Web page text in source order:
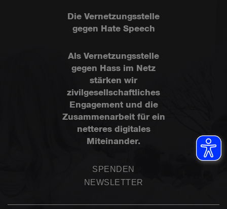
Die Vernetzungsstelle
gegen Hate Speech
Als Vernetzungsstelle
gegen Hass im Netz
stärken wir
zivilgesellschaftliches
Engagement und die
Zusammenarbeit für ein
netteres digitales
Miteinander.
SPENDEN
NEWSLETTER